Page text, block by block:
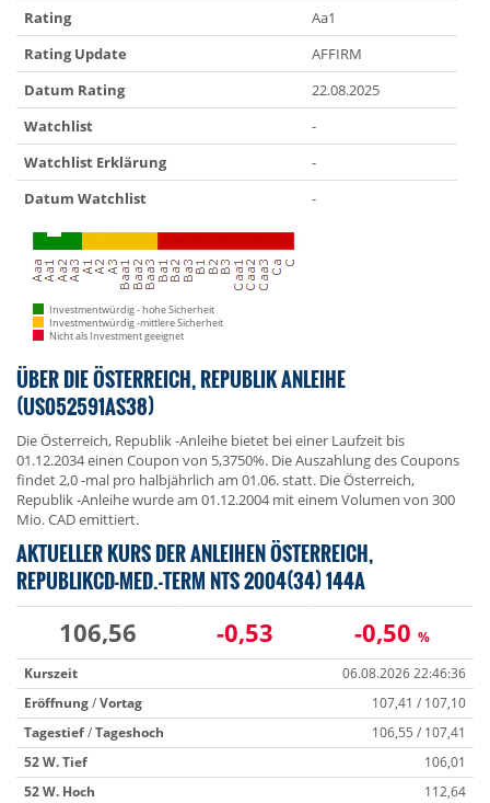
Rating
Aa1
Rating Update
AFFIRM
Datum Rating
22.08.2025
Watchlist
-
Watchlist Erklärung
-
Datum Watchlist
-
Investmentwürdig - hohe Sicherheit
Investmentwürdig -mittlere Sicherheit
Nicht als Investment geeignet
ÜBER DIE ÖSTERREICH, REPUBLIK ANLEIHE
(US052591AS38)
Die Österreich, Republik -Anleihe bietet bei einer Laufzeit bis
01.12.2034 einen Coupon von 5,3750%. Die Auszahlung des Coupons
findet 2,0 -mal pro halbjährlich am 01.06. statt. Die Österreich,
Republik -Anleihe wurde am 01.12.2004 mit einem Volumen von 300
Mio. CAD emittiert.
AKTUELLER KURS DER ANLEIHEN ÖSTERREICH,
REPUBLIKCD-MED.-TERM NTS 2004(34) 144A
106,56 -0,53 -0,50 %
Kurszeit
06.08.2026 22:46:36
Eröffnung/Vortag
107,41 / 107,10
Tagestief/Tageshoch
106,55 / 107,41
52 W. Tief
106,01
52 W. Hoch
112,64